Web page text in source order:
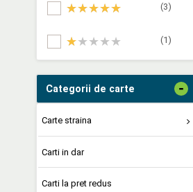
(3)
(1)
Categorii de carte -
Carte straina
Carti in dar
Carti la pret redus